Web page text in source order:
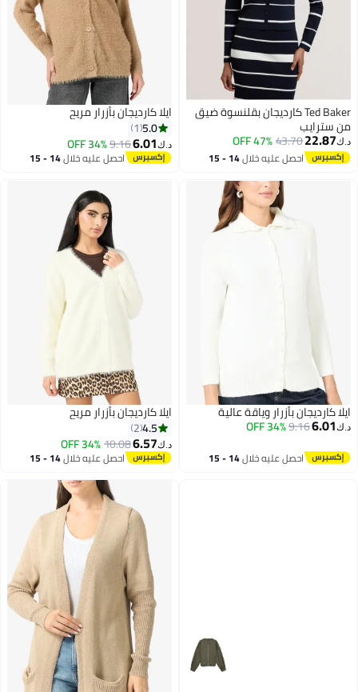
Ted Baker كارديجان بقلنسوة ضيق
من سترايب
د.ك‏22.87
43.70
47% OFF
احصل عليه خلال 14 - 15
ايلا كارديجان بأزرار مريح
5.0
1
د.ك‏6.01
9.16
34% OFF
احصل عليه خلال 14 - 15
ايلا كارديجان بأزرار وياقة عالية
د.ك‏6.01
9.16
34% OFF
احصل عليه خلال 14 - 15
ايلا كارديجان بأزرار مريح
4.5
2
د.ك‏6.57
10.08
34% OFF
احصل عليه خلال 14 - 15